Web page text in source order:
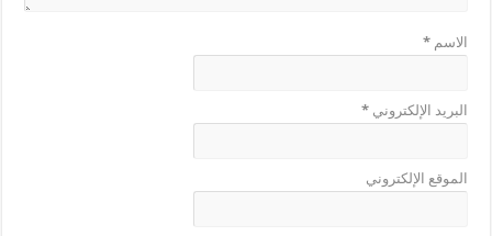
الاسم*
البريد الإلكتروني*
الموقع الإلكتروني